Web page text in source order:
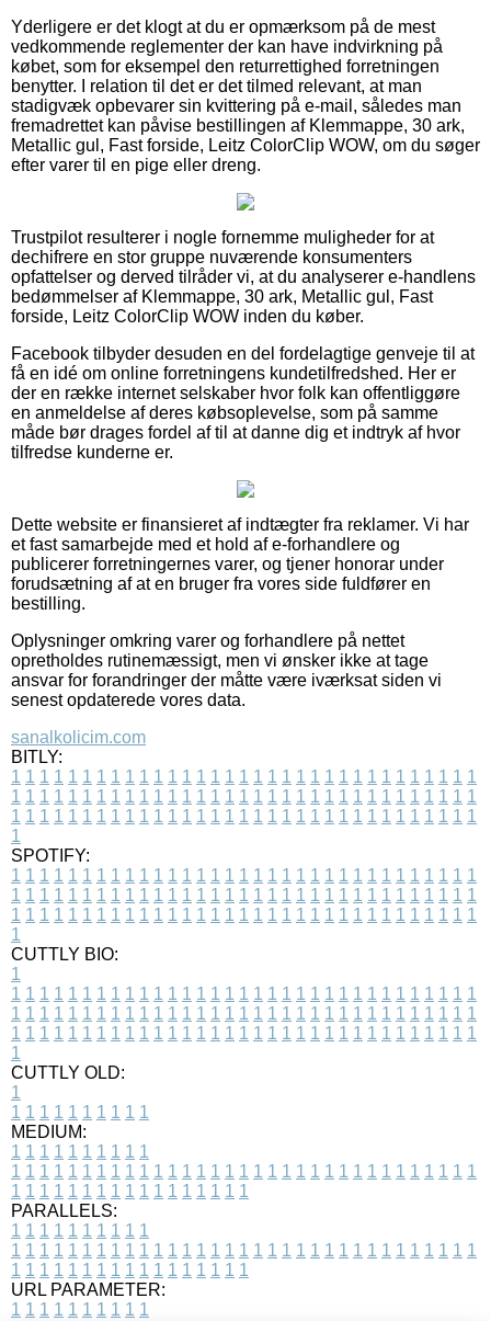
Yderligere er det klogt at du er opmærksom på de mest
vedkommende reglementer der kan have indvirkning på
købet, som for eksempel den returrettighed forretningen
benytter. I relation til det er det tilmed relevant, at man
stadigvæk opbevarer sin kvittering på e-mail, således man
fremadrettet kan påvise bestillingen af Klemmappe, 30 ark,
Metallic gul, Fast forside, Leitz ColorClip WOW, om du søger
efter varer til en pige eller dreng.
Trustpilot resulterer i nogle fornemme muligheder for at
dechifrere en stor gruppe nuværende konsumenters
opfattelser og derved tilråder vi, at du analyserer e-handlens
bedømmelser af Klemmappe, 30 ark, Metallic gul, Fast
forside, Leitz ColorClip WOW inden du køber.
Facebook tilbyder desuden en del fordelagtige genveje til at
få en idé om online forretningens kundetilfredshed. Her er
der en række internet selskaber hvor folk kan offentliggøre
en anmeldelse af deres købsoplevelse, som på samme
måde bør drages fordel af til at danne dig et indtryk af hvor
tilfredse kunderne er.
Dette website er finansieret af indtægter fra reklamer. Vi har
et fast samarbejde med et hold af e-forhandlere og
publicerer forretningernes varer, og tjener honorar under
forudsætning af at en bruger fra vores side fuldfører en
bestilling.
Oplysninger omkring varer og forhandlere på nettet
opretholdes rutinemæssigt, men vi ønsker ikke at tage
ansvar for forandringer der måtte være iværksat siden vi
senest opdaterede vores data.
sanalkolicim.com
BITLY:
1 1 1 1 1 1 1 1 1 1 1 1 1 1 1 1 1 1 1 1 1 1 1 1 1 1 1 1 1 1 1 1 1
1 1 1 1 1 1 1 1 1 1 1 1 1 1 1 1 1 1 1 1 1 1 1 1 1 1 1 1 1 1 1 1 1
1 1 1 1 1 1 1 1 1 1 1 1 1 1 1 1 1 1 1 1 1 1 1 1 1 1 1 1 1 1 1 1 1
1
SPOTIFY:
1 1 1 1 1 1 1 1 1 1 1 1 1 1 1 1 1 1 1 1 1 1 1 1 1 1 1 1 1 1 1 1 1
1 1 1 1 1 1 1 1 1 1 1 1 1 1 1 1 1 1 1 1 1 1 1 1 1 1 1 1 1 1 1 1 1
1 1 1 1 1 1 1 1 1 1 1 1 1 1 1 1 1 1 1 1 1 1 1 1 1 1 1 1 1 1 1 1 1
1
CUTTLY BIO:
1
1 1 1 1 1 1 1 1 1 1 1 1 1 1 1 1 1 1 1 1 1 1 1 1 1 1 1 1 1 1 1 1 1
1 1 1 1 1 1 1 1 1 1 1 1 1 1 1 1 1 1 1 1 1 1 1 1 1 1 1 1 1 1 1 1 1
1 1 1 1 1 1 1 1 1 1 1 1 1 1 1 1 1 1 1 1 1 1 1 1 1 1 1 1 1 1 1 1 1
1
CUTTLY OLD:
1
1 1 1 1 1 1 1 1 1 1
MEDIUM:
1 1 1 1 1 1 1 1 1 1
1 1 1 1 1 1 1 1 1 1 1 1 1 1 1 1 1 1 1 1 1 1 1 1 1 1 1 1 1 1 1 1 1
1 1 1 1 1 1 1 1 1 1 1 1 1 1 1 1 1
PARALLELS:
1 1 1 1 1 1 1 1 1 1
1 1 1 1 1 1 1 1 1 1 1 1 1 1 1 1 1 1 1 1 1 1 1 1 1 1 1 1 1 1 1 1 1
1 1 1 1 1 1 1 1 1 1 1 1 1 1 1 1 1
URL PARAMETER:
1 1 1 1 1 1 1 1 1 1